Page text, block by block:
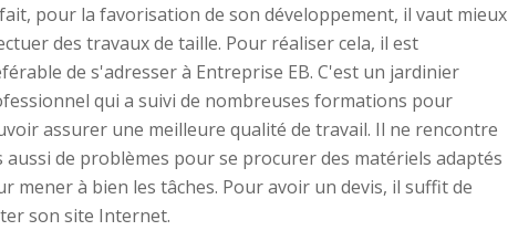
pour la favorisation de son développement, il vaut mieux
des travaux de taille. Pour réaliser cela, il est
de s'adresser à Entreprise EB. C'est un jardinier
qui a suivi de nombreuses formations pour
assurer une meilleure qualité de travail. Il ne rencontre
aussi de problèmes pour se procurer des matériels adaptés
mener à bien les tâches. Pour avoir un devis, il suffit de
son site Internet.